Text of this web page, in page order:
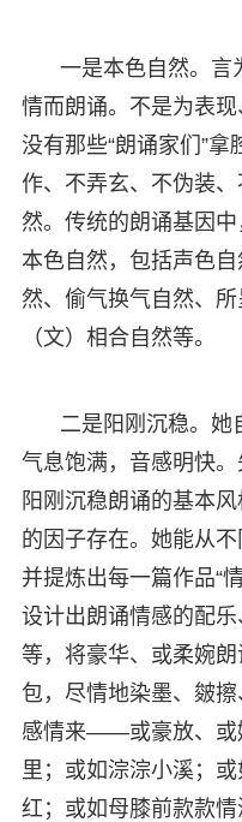
一是本色自然。言
情而朗诵。不是为表现
没有那些“朗诵家们”
作、不弄玄、不伪装
然。传统的朗诵基因中
本色自然，包括声色
然、偷气换气自然、
（文）相合自然等。
二是阳刚沉稳。她
气息饱满，音感明快
阳刚沉稳朗诵的基本
的因子存在。她能从
并提炼出每一篇作品“
设计出朗诵情感的配
等，将豪华、或柔婉朗
包，尽情地染墨、皴擦
感情来——或豪放、或
里；或如淙淙小溪；
红；或如母膝前款款